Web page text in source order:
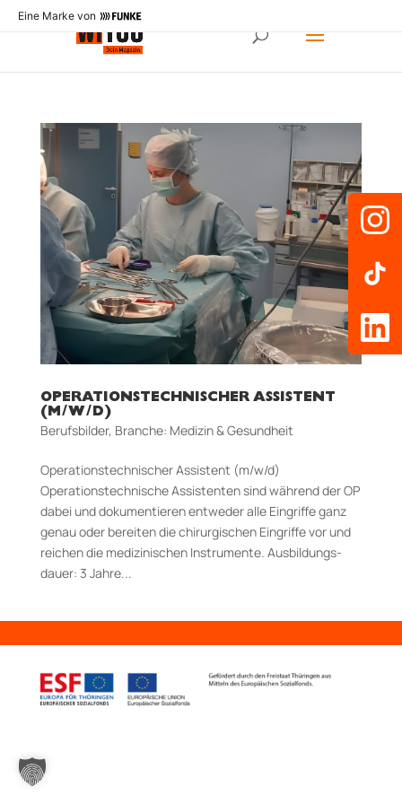
Eine Marke von
OPERATIONSTECHNISCHER ASSISTENT
(M/W/D)
Berufsbilder, Branche: Medizin & Gesundheit
Operationstechnischer Assistent (m/w/d)
Operationstechnische Assistenten sind während der OP
dabei und dokumentieren entweder alle Eingriffe ganz
genau oder bereiten die chirurgischen Eingriffe vor und
reichen die medizinischen Instrumente. Aus­bildungs­
dauer: 3 Jahre...